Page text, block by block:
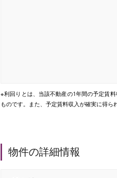
※利回りとは、当該不動産の1年間の予定賃
ものです。また、予定賃料収入が確実に得ら
物件の詳細情報